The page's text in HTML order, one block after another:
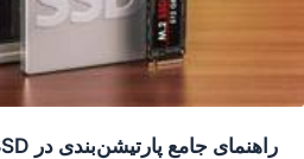
راهنمای جامع پارتیشن‌بندی در FreeBSD